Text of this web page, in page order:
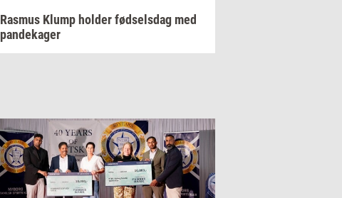
Rasmus Klump holder fødselsdag med
pandekager